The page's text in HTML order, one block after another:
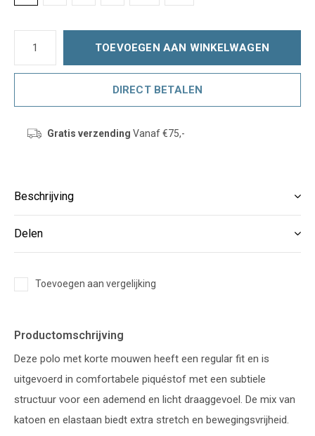
TOEVOEGEN AAN WINKELWAGEN
DIRECT BETALEN
Gratis verzending Vanaf €75,-
Beschrijving
Delen
Toevoegen aan vergelijking
Productomschrijving
Deze polo met korte mouwen heeft een regular fit en is
uitgevoerd in comfortabele piquéstof met een subtiele
structuur voor een ademend en licht draaggevoel. De mix van
katoen en elastaan biedt extra stretch en bewegingsvrijheid.